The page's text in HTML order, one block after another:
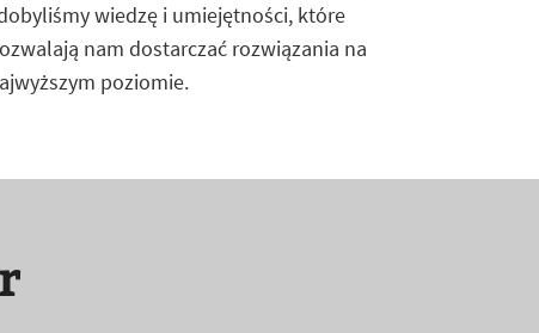
wiedzę i umiejętności, które
nam dostarczać rozwiązania na
poziomie.